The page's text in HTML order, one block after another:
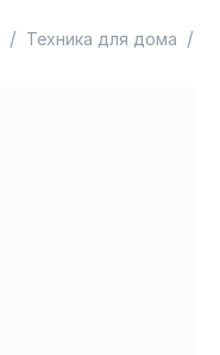
/ Техника для дома /